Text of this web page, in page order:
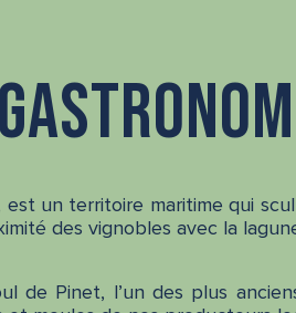
un territoire maritime qui
des vignobles avec la
de Pinet, l’un des plus